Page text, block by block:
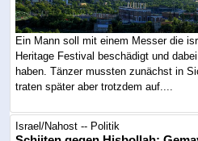
Ein Mann soll mit einem Messer die
Heritage Festival beschädigt und
haben. Tänzer mussten zunächst in
traten später aber trotzdem auf....
Israel/Nahost -- Politik